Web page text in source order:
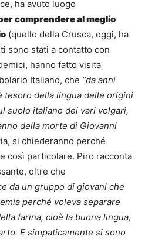
ha avuto luogo
comprendere al meglio
(quello della Crusca, oggi, ha
sono stati a contatto con
hanno fatto visita
Italiano, che “da anni
tesoro della lingua delle origini
suolo italiano dei vari volgari,
della morte di Giovanni
si chiederanno perché
così particolare. Piro racconta
oltre che
da un gruppo di giovani che
perché voleva separare
farina, cioè la buona lingua,
E simpaticamente si sono